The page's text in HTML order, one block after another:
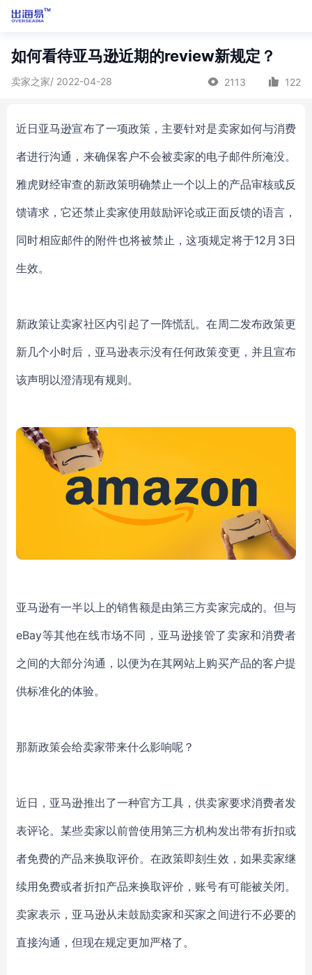
如何看待亚马逊近期的review新规定？
卖家之家/ 2022-04-28 2113 122
近日亚马逊宣布了一项政策，主要针对是卖家如何与消费
者进行沟通，来确保客户不会被卖家的电子邮件所淹没。
雅虎财经审查的新政策明确禁止一个以上的产品审核或反
馈请求，它还禁止卖家使用鼓励评论或正面反馈的语言，
同时相应邮件的附件也将被禁止，这项规定将于12月3日
生效。
新政策让卖家社区内引起了一阵慌乱。在周二发布政策更
新几个小时后，亚马逊表示没有任何政策变更，并且宣布
该声明以澄清现有规则。
亚马逊有一半以上的销售额是由第三方卖家完成的。但与
eBay等其他在线市场不同，亚马逊接管了卖家和消费者
之间的大部分沟通，以便为在其网站上购买产品的客户提
供标准化的体验。
那新政策会给卖家带来什么影响呢？
近日，亚马逊推出了一种官方工具，供卖家要求消费者发
表评论。某些卖家以前曾使用第三方机构发出带有折扣或
者免费的产品来换取评价。在政策即刻生效，如果卖家继
续用免费或者折扣产品来换取评价，账号有可能被关闭。
卖家表示，亚马逊从未鼓励卖家和买家之间进行不必要的
直接沟通，但现在规定更加严格了。